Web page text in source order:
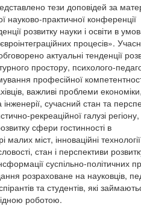
тези доповідей за
науково-практичної конференції
розвитку науки і освіти в
процесів».
актуальні тенденції
простору, психолого-
професійної
важливі проблеми
інженерії, сучасний стан та
рекреаційної галузі регіону,
сфери гостинності в
малих міст, інноваційні
стан і перспективи
суспільно-політичних
розраховане на науковців,
та студентів, які
роботою.